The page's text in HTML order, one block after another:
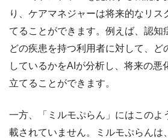
り、ケアマネジャーは将来的なリス
てることができます。例えば、認知
どの疾患を持つ利用者に対して、ど
しているかをAIが分析し、将来の悪
立てることができます。
一方、「ミルモぷらん」にはこのよ
載されていません。ミルモぷらんは